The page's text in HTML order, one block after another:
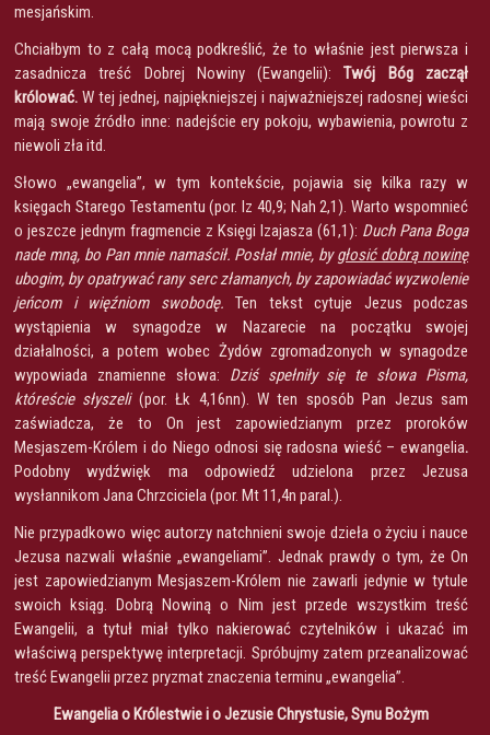
mesjańskim.
Chciałbym to z całą mocą podkreślić, że to właśnie jest pierwsza i
zasadnicza treść Dobrej Nowiny (Ewangelii):Twój Bóg zaczął
królować. W tej jednej, najpiękniejszej i najważniejszej radosnej wieści
mają swoje źródło inne: nadejście ery pokoju, wybawienia, powrotu z
niewoli zła itd.
Słowo „ewangelia”, w tym kontekście, pojawia się kilka razy w
księgach Starego Testamentu (por. Iz 40,9; Nah 2,1). Warto wspomnieć
o jeszcze jednym fragmencie z Księgi Izajasza (61,1): Duch Pana Boga
nade mną, bo Pan mnie namaścił. Posłał mnie, bygłosić dobrą nowinę
ubogim, by opatrywać rany serc złamanych, by zapowiadać wyzwolenie
jeńcom i więźniom swobodę. Ten tekst cytuje Jezus podczas
wystąpienia w synagodze w Nazarecie na początku swojej
działalności, a potem wobec Żydów zgromadzonych w synagodze
wypowiada znamienne słowa: Dziś spełniły się te słowa Pisma,
któreście słyszeli (por. Łk 4,16nn). W ten sposób Pan Jezus sam
zaświadcza, że to On jest zapowiedzianym przez proroków
Mesjaszem-Królem i do Niego odnosi się radosna wieść – ewangelia.
Podobny wydźwięk ma odpowiedź udzielona przez Jezusa
wysłannikom Jana Chrzciciela (por. Mt 11,4n paral.).
Nie przypadkowo więc autorzy natchnieni swoje dzieła o życiu i nauce
Jezusa nazwali właśnie „ewangeliami”. Jednak prawdy o tym, że On
jest zapowiedzianym Mesjaszem-Królem nie zawarli jedynie w tytule
swoich ksiąg. Dobrą Nowiną o Nim jest przede wszystkim treść
Ewangelii, a tytuł miał tylko nakierować czytelników i ukazać im
właściwą perspektywę interpretacji. Spróbujmy zatem przeanalizować
treść Ewangelii przez pryzmat znaczenia terminu „ewangelia”.
Ewangelia o Królestwie i o Jezusie Chrystusie, Synu Bożym